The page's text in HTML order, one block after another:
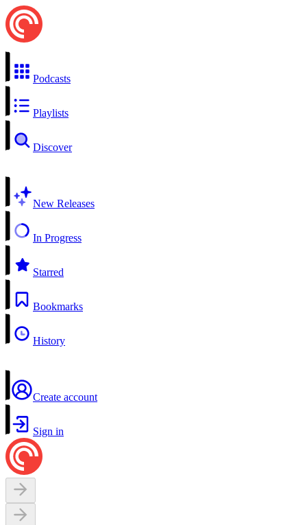
Podcasts
Playlists
Discover
New Releases
In Progress
Starred
Bookmarks
History
Create account
Sign in